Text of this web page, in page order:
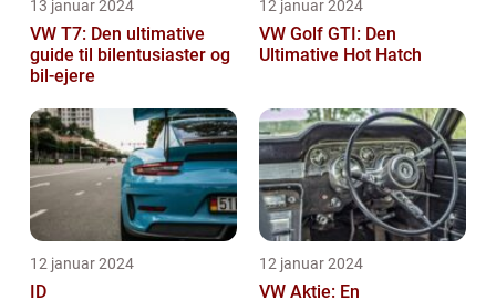
13 januar 2024
VW T7: Den ultimative
guide til bilentusiaster og
bil-ejere
12 januar 2024
VW Golf GTI: Den
Ultimative Hot Hatch
12 januar 2024
ID
12 januar 2024
VW Aktie: En